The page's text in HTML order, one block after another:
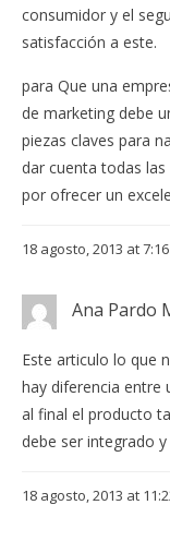
consumidor y el
satisfacción a este.
para Que una
de marketing debe
piezas claves para
dar cuenta todas
por ofrecer un
18 agosto, 2013 at
Ana Pardo
Este articulo lo que
hay diferencia entre
al final el producto
debe ser integrado
18 agosto, 2013 at